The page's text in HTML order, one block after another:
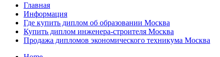
Главная
Информация
Где купить диплом об образовании Москва
Купить диплом инженера-строителя Москва
Продажа дипломов экономического техникума Москва